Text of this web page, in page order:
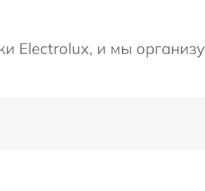
Electrolux, и мы